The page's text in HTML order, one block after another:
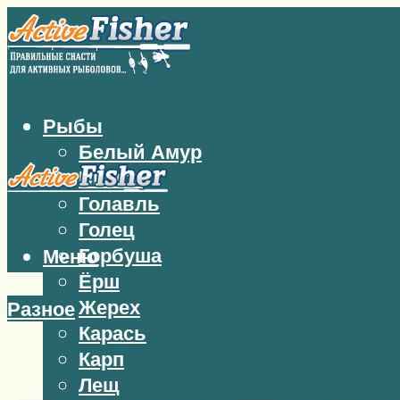
Рыбы
Белый Амур
Бычок
Голавль
Голец
Горбуша
Ёрш
Жерех
Карась
Карп
Лещ
Меню
Разное